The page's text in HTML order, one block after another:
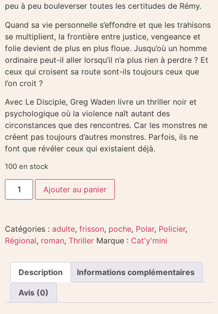
peu à peu bouleverser toutes les certitudes de Rémy.
Quand sa vie personnelle s’effondre et que les trahisons
se multiplient, la frontière entre justice, vengeance et
folie devient de plus en plus floue. Jusqu’où un homme
ordinaire peut-il aller lorsqu’il n’a plus rien à perdre ? Et
ceux qui croisent sa route sont-ils toujours ceux que
l’on croit ?
Avec Le Disciple, Greg Waden livre un thriller noir et
psychologique où la violence naît autant des
circonstances que des rencontres. Car les monstres ne
créent pas toujours d’autres monstres. Parfois, ils ne
font que révéler ceux qui existaient déjà.
100 en stock
Ajouter au panier
Catégories : adulte, frisson, poche, Polar, Policier,
Régional, roman, Thriller Marque : Cat'y'mini
Description Informations complémentaires
Avis (0)